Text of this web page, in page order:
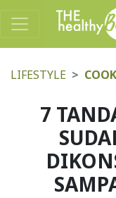
LIFESTYLE
7